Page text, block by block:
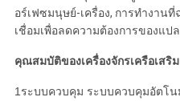
อร์เฟซมนุษย์-เครื่อง, การทํางาน
เชื่อมเพื่อลดความต้องการของแป
คุณสมบัติของเครื่องจักรเครือเสริ
1ระบบควบคุม ระบบควบคุมอัตโน